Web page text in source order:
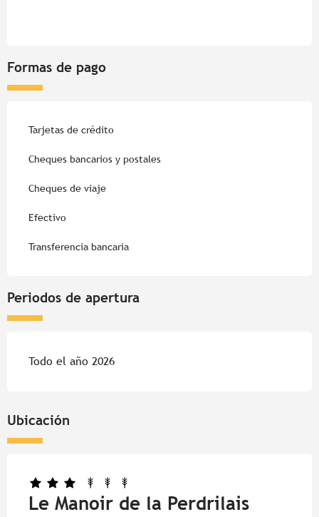
Formas de pago
Tarjetas de crédito
Cheques bancarios y postales
Cheques de viaje
Efectivo
Transferencia bancaria
Periodos de apertura
Todo el año 2026
Ubicación
Le Manoir de la Perdrilais